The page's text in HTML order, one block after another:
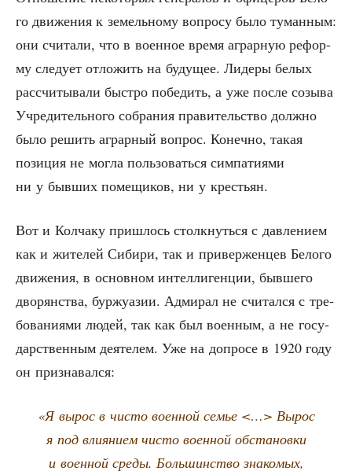
го дви­же­ния к земель­но­му вопро­су было туман­ным:
они счи­та­ли, что в воен­ное вре­мя аграр­ную рефор­
му сле­ду­ет отло­жить на буду­щее. Лиде­ры белых
рас­счи­ты­ва­ли быст­ро побе­дить, а уже после созы­ва
Учре­ди­тель­но­го собра­ния пра­ви­тель­ство долж­но
было решить аграр­ный вопрос. Конеч­но, такая
пози­ция не мог­ла поль­зо­вать­ся сим­па­ти­я­ми
ни у быв­ших поме­щи­ков, ни у крестьян.
Вот и Кол­ча­ку при­шлось столк­нуть­ся с дав­ле­ни­ем
как и жите­лей Сиби­ри, так и при­вер­жен­цев Бело­го
дви­же­ния, в основ­ном интел­ли­ген­ции, быв­ше­го
дво­рян­ства, бур­жу­а­зии. Адми­рал не счи­тал­ся с тре­
бо­ва­ни­я­ми людей, так как был воен­ным, а не госу­
дар­ствен­ным дея­те­лем. Уже на допро­се в 1920 году
он признавался:
«Я вырос в чисто воен­ной семье <…> Вырос
я под вли­я­ни­ем чисто воен­ной обста­нов­ки
и воен­ной сре­ды. Боль­шин­ство зна­ко­мых,